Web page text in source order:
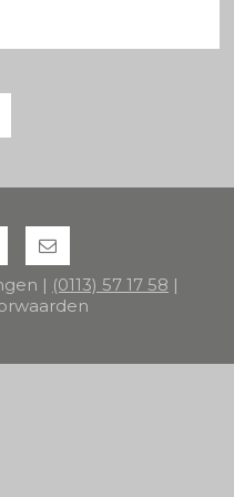
| (0113) 57 17 58 |